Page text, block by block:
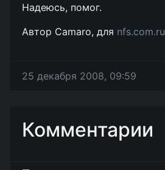
Надеюсь, помог.
Автор Camaro, для nfs.com.ru
25 декабря 2008, 09:59
Комментарии